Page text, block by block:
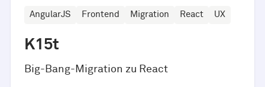
AngularJS Frontend Migration React UX
K15t
Big-Bang-Migration zu React